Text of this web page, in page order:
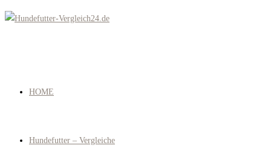
Zum
HOME
Hundefutter – Vergleiche